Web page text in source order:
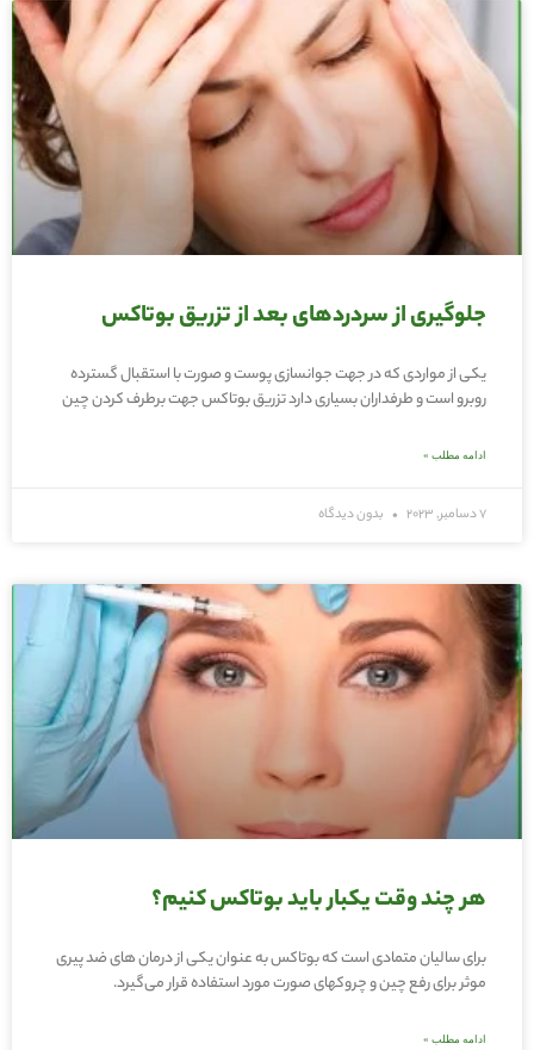
جلوگیری از سردردهای بعد از تزریق بوتاکس
یکی از مواردی که در جهت جوانسازی پوست و صورت با استقبال گسترده
روبرو است و طرفداران بسیاری دارد تزریق بوتاکس جهت برطرف کردن چین
ادامه مطلب »
7 دسامبر, 2023 بدون دیدگاه
هر چند وقت یکبار باید بوتاکس کنیم؟
برای سالیان متمادی است که بوتاکس به عنوان یکی از درمان های ضد پیری
موثر برای رفع چین و چروکهای صورت مورد استفاده قرار می‌گیرد.
ادامه مطلب »